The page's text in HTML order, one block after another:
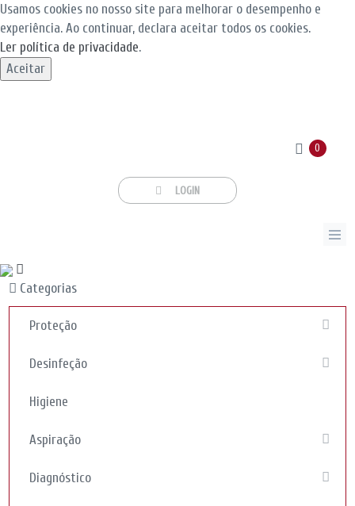
Usamos cookies no nosso site para melhorar o desempenho e
experiência. Ao continuar, declara aceitar todos os cookies.
Ler política de privacidade.
Aceitar
0
LOGIN
Categorias
Proteção
Desinfeção
Higiene
Aspiração
Diagnóstico